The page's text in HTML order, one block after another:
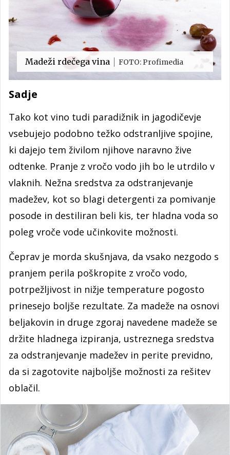
Madeži rdečega vina FOTO: Profimedia
Sadje
Tako kot vino tudi paradižnik in jagodičevje
vsebujejo podobno težko odstranljive spojine,
ki dajejo tem živilom njihove naravno žive
odtenke. Pranje z vročo vodo jih bo le utrdilo v
vlaknih. Nežna sredstva za odstranjevanje
madežev, kot so blagi detergenti za pomivanje
posode in destiliran beli kis, ter hladna voda so
poleg vroče vode učinkovite možnosti.
Čeprav je morda skušnjava, da vsako nezgodo s
pranjem perila poškropite z vročo vodo,
potrpežljivost in nižje temperature pogosto
prinesejo boljše rezultate. Za madeže na osnovi
beljakovin in druge zgoraj navedene madeže se
držite hladnega izpiranja, ustreznega sredstva
za odstranjevanje madežev in perite previdno,
da si zagotovite najboljše možnosti za rešitev
oblačil.